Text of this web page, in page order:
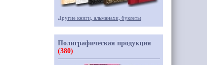
Другие книги, альманахи, буклеты
Полиграфическая продукция
(380)